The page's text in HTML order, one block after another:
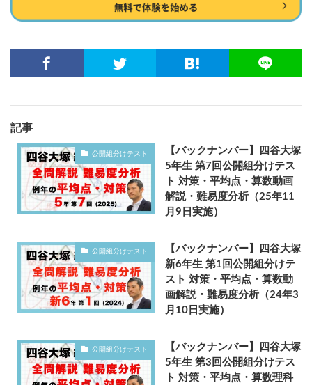
記事
公開組分けテスト
【バックナンバー】四谷大塚
5年生 第7回公開組分けテス
ト 対策・平均点・算数動画
解説・難易度分析（25年11
月9日実施）
公開組分けテスト
【バックナンバー】四谷大塚
新6年生 第1回公開組分けテ
スト 対策・平均点・算数動
画解説・難易度分析（24年3
月10日実施）
公開組分けテスト
【バックナンバー】四谷大塚
5年生 第3回公開組分けテス
ト 対策・平均点・算数理科